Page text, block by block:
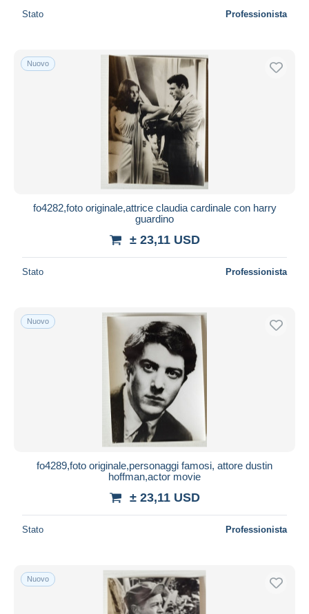
Stato Professionista
Nuovo
fo4282,foto originale,attrice claudia cardinale con harry
guardino
± 23,11 USD
Stato Professionista
Nuovo
fo4289,foto originale,personaggi famosi, attore dustin
hoffman,actor movie
± 23,11 USD
Stato Professionista
Nuovo